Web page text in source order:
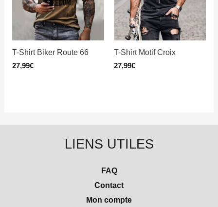
T-Shirt Biker Route 66
27,99€
T-Shirt Motif Croix
27,99€
LIENS UTILES
FAQ
Contact
Mon compte